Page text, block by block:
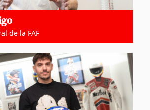
de la FAF